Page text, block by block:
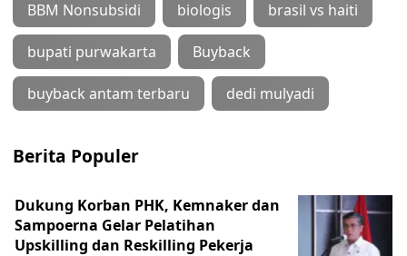
BBM Nonsubsidi biologis brasil vs haiti
bupati purwakarta Buyback
buyback antam terbaru dedi mulyadi
Berita Populer
Dukung Korban PHK, Kemnaker dan
Sampoerna Gelar Pelatihan
Upskilling dan Reskilling Pekerja